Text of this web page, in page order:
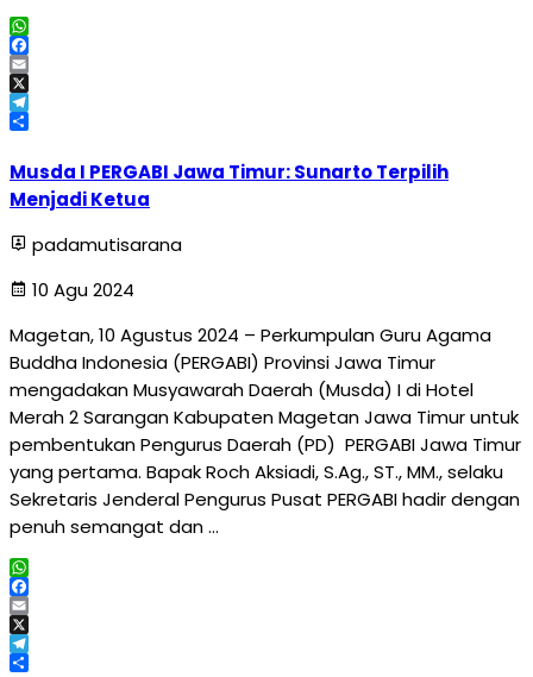
WhatsApp
Facebook
Email
X
Telegram
Musda I PERGABI Jawa Timur: Sunarto Terpilih
Menjadi Ketua
padamutisarana
10 Agu 2024
Magetan, 10 Agustus 2024 – Perkumpulan Guru Agama
Buddha Indonesia (PERGABI) Provinsi Jawa Timur
mengadakan Musyawarah Daerah (Musda) I di Hotel
Merah 2 Sarangan Kabupaten Magetan Jawa Timur untuk
pembentukan Pengurus Daerah (PD) PERGABI Jawa Timur
yang pertama. Bapak Roch Aksiadi, S.Ag., ST., MM., selaku
Sekretaris Jenderal Pengurus Pusat PERGABI hadir dengan
penuh semangat dan …
WhatsApp
Facebook
Email
X
Telegram